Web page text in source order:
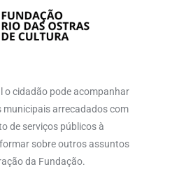
o cidadão pode acompanhar
arrecadados com
de serviços públicos à
sobre outros assuntos
da Fundação.